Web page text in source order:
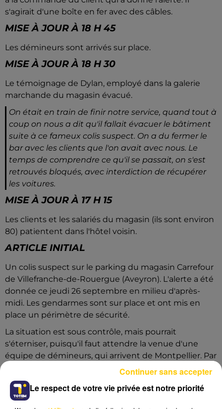
s'agirait d'une boîte en fer avec des câbles.
MISE À JOUR À 18 H 45
Les démineurs sont arrivés sur place.
MISE À JOUR À 18 H 30
Le témoignage de Dylan, employé dans la galerie
marchande du magasin évacué.
On était en train de finir notre service, quand tout à
coup on nous a dit qu'il fallait évacuer le bâtiment
suite à ce fameux colis suspect. On a du fermer le
bar avec les clients que l'on avait avec nous. Le
temps de comprendre ce qu'il se passait, on s'est
retrouvés bloqués, avec interdiction de récupérer
les voitures.
MISE À JOUR À 17 H 15
Les clients et les salariés du magasin (ils sont environ
80) patientent dans l'hôtel voisin.
ARTICLE INITIAL
Un colis suspect sur le parking du magasin Carrefour
de Villefranche-de-Rouergue (Aveyron). L'alerte a été
donnée ce jeudi 26 septembre en milieu d'après-
midi. Les gendarmes sont sur place et ont mis en
place un périmètre de sécurité.
La situation est sous contrôle, mais pourrait
s'éterniser, puisqu'il faut attendre la venue d'une
équipe de démineurs, qui arrivent de Montpellier. Par
la route, puisque la météo les empêche de venir par
les airs...
Les clients et le personnel du magasin ont
Le respect de votre vie privée est notre priorité
Continuer sans accepter